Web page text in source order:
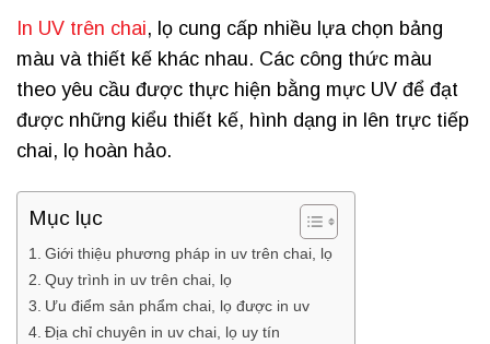
In UV trên chai, lọ cung cấp nhiều lựa chọn bảng
màu và thiết kế khác nhau. Các công thức màu
theo yêu cầu được thực hiện bằng mực UV để đạt
được những kiểu thiết kế, hình dạng in lên trực tiếp
chai, lọ hoàn hảo.
Mục lục
Giới thiệu phương pháp in uv trên chai, lọ
Quy trình in uv trên chai, lọ
Ưu điểm sản phẩm chai, lọ được in uv
Địa chỉ chuyên in uv chai, lọ uy tín